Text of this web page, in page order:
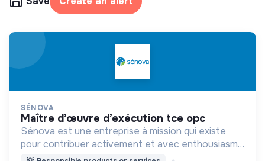
SÉNOVA
maître d’œuvre d’exécution tce opc
Sénova est une entreprise à mission qui existe
pour contribuer activement et avec enthousiasme
à la transition écologique des bâtiments.